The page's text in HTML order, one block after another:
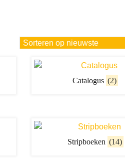
Catalogus (2)
Stripboeken (14)